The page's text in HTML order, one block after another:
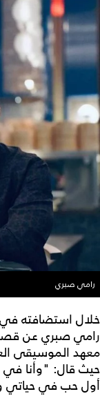
رامي صبري
خلال استضافته
رامي صبري عن
معهد الموسيقى
حيث قال: "وأنا في
أول حب في حياتي